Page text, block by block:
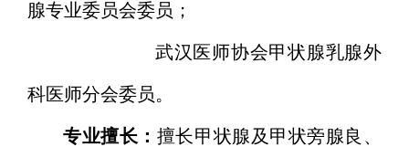
腺专业委员会委员；
武汉医师协会甲状腺乳腺外
科医师分会委员。
专业擅长： 擅长甲状腺及甲状旁腺良、